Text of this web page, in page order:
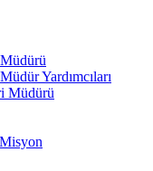
Yardımcıları
Müdürü